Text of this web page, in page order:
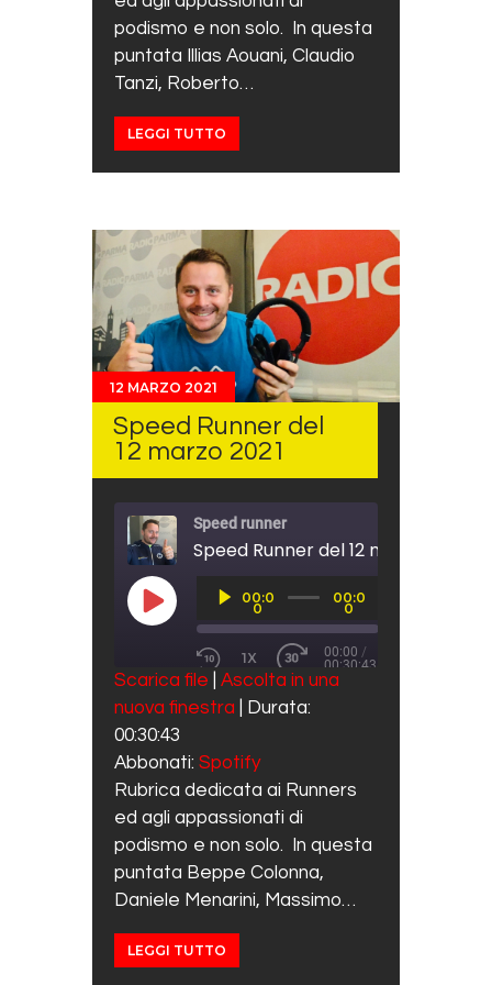
podismo e non solo. In questa
puntata Illias Aouani, Claudio
Tanzi, Roberto…
LEGGI TUTTO
12 MARZO 2021
Speed Runner del
12 marzo 2021
Speed runner
Speed Runner del 12 marzo 2021
PLAY EPISODE
Audio
Player00:0
0
00:0
0
REWIND 10 SECONDS
1X
FAST FORWARD 30
00:00 /
00:30:43
SUBSCRIBE SHARE
Spotify
RSS FEED
SHARE
LINK
EMBED
Scarica file
Ascolta in una
nuova finestra
Durata:
00:30:43
Abbonati: Spotify
Rubrica dedicata ai Runners
ed agli appassionati di
podismo e non solo. In questa
puntata Beppe Colonna,
Daniele Menarini, Massimo…
LEGGI TUTTO